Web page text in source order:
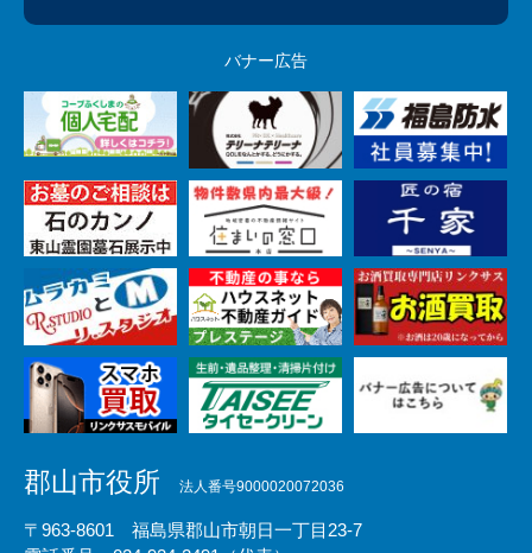
バナー広告
郡山市役所 法人番号9000020072036
〒963-8601 福島県郡山市朝日一丁目23-7